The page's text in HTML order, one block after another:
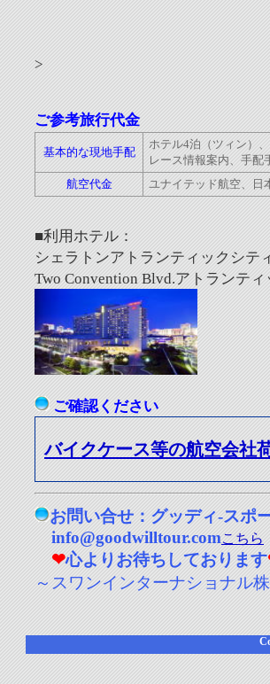
>
ご参考旅行代金
基本的な現地手配
ホテル4泊（ツィン）
レース情報案内、手
航空代金
ユナイテッド航空、日
■利用ホテル：
シェラトンアトランティックシテ
Two Convention Blvd.アトランティ
ご確認ください
バイクケース等の航空会社
お問い合せ：グッディ-スポ
info@goodwilltour.comこちら
❤心よりお待ちしております
～スワンインターナショナル